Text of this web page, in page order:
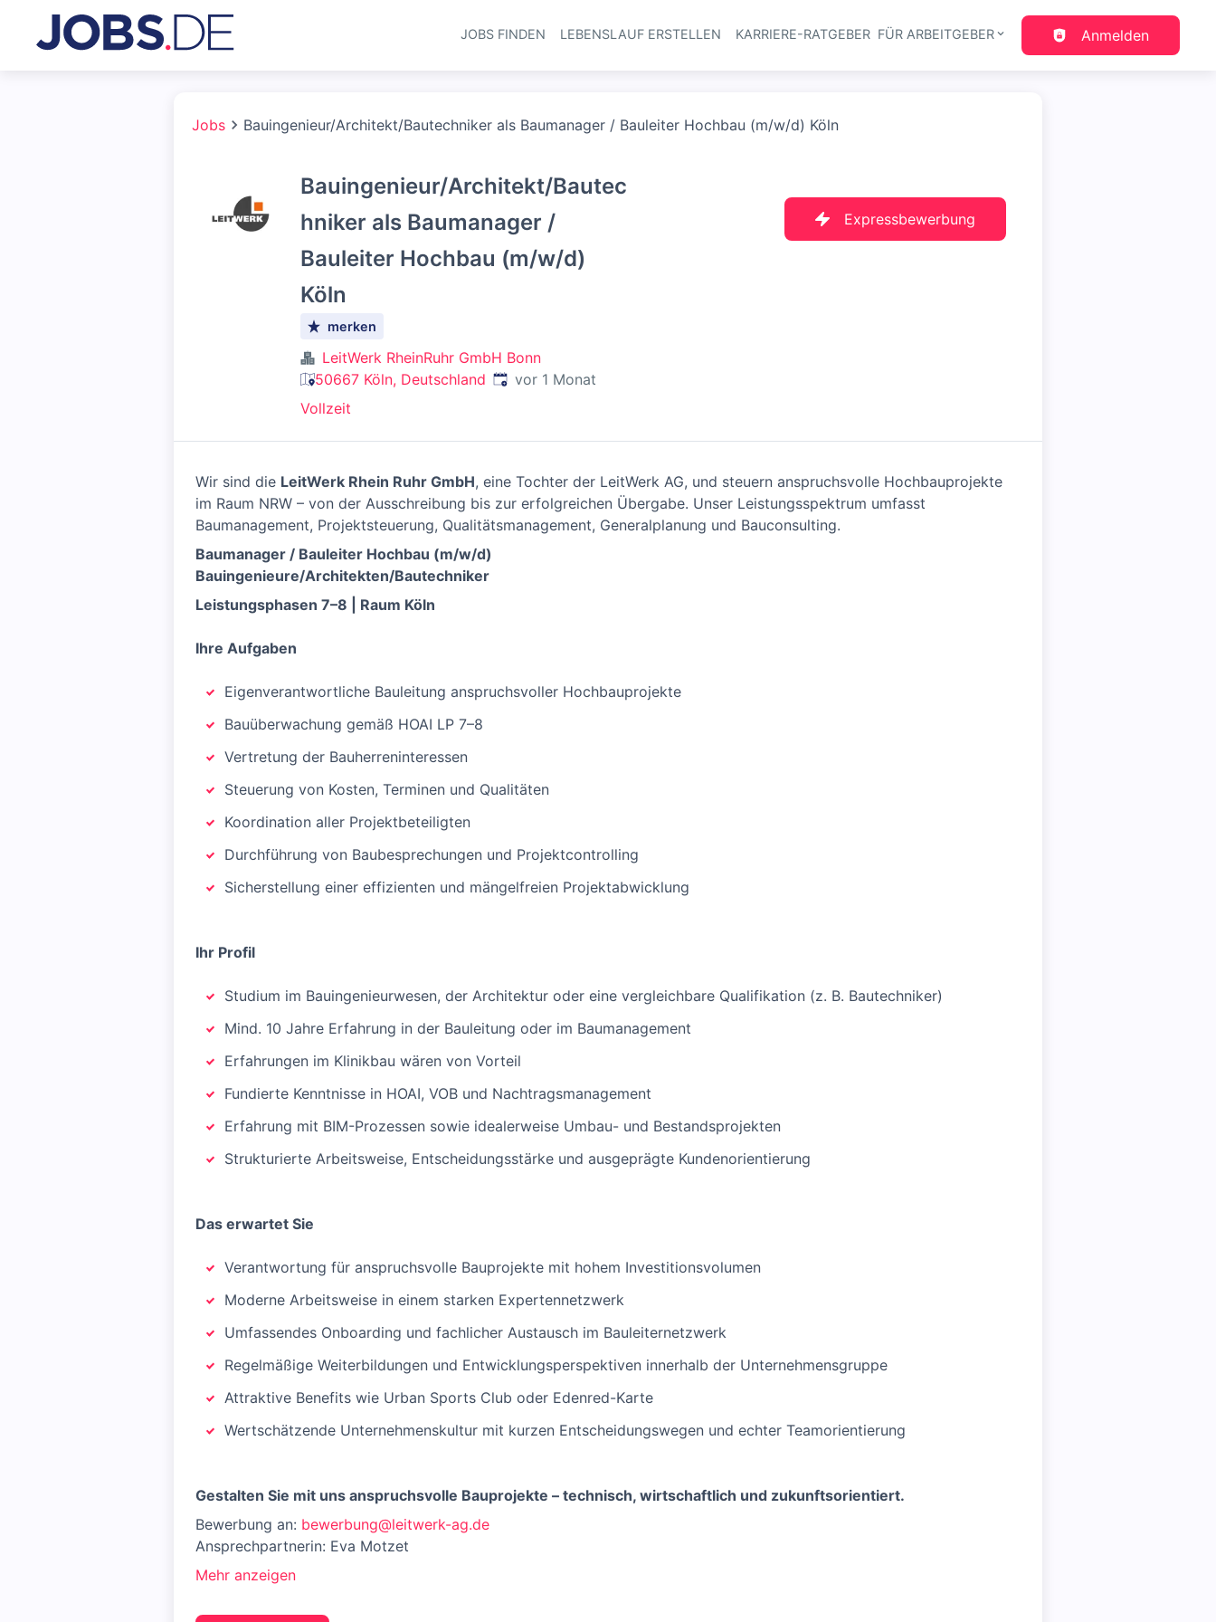
Haupt-Navigation
JOBS FINDEN LEBENSLAUF ERSTELLEN KARRIERE-RATGEBER FÜR ARBEITGEBER Anmelden
Jobs Bauingenieur/Architekt/Bautechniker als Baumanager / Bauleiter Hochbau (m/w/d) Köln
Bauingenieur/Architekt/Bautec
hniker als Baumanager /
Bauleiter Hochbau (m/w/d)
Köln
merken
LeitWerk RheinRuhr GmbH Bonn
50667 Köln, Deutschland Veröffentlicht:
vor 1 Monat
Vollzeit
Expressbewerbung
Wir sind die LeitWerk Rhein Ruhr GmbH, eine Tochter der LeitWerk AG, und steuern anspruchsvolle Hochbauprojekte
im Raum NRW – von der Ausschreibung bis zur erfolgreichen Übergabe. Unser Leistungsspektrum umfasst
Baumanagement, Projektsteuerung, Qualitätsmanagement, Generalplanung und Bauconsulting.
Baumanager / Bauleiter Hochbau (m/w/d)
Bauingenieure/Architekten/Bautechniker
Leistungsphasen 7–8 | Raum Köln
Ihre Aufgaben
Eigenverantwortliche Bauleitung anspruchsvoller Hochbauprojekte
Bauüberwachung gemäß HOAI LP 7–8
Vertretung der Bauherreninteressen
Steuerung von Kosten, Terminen und Qualitäten
Koordination aller Projektbeteiligten
Durchführung von Baubesprechungen und Projektcontrolling
Sicherstellung einer effizienten und mängelfreien Projektabwicklung
Ihr Profil
Studium im Bauingenieurwesen, der Architektur oder eine vergleichbare Qualifikation (z. B. Bautechniker)
Mind. 10 Jahre Erfahrung in der Bauleitung oder im Baumanagement
Erfahrungen im Klinikbau wären von Vorteil
Fundierte Kenntnisse in HOAI, VOB und Nachtragsmanagement
Erfahrung mit BIM-Prozessen sowie idealerweise Umbau- und Bestandsprojekten
Strukturierte Arbeitsweise, Entscheidungsstärke und ausgeprägte Kundenorientierung
Das erwartet Sie
Verantwortung für anspruchsvolle Bauprojekte mit hohem Investitionsvolumen
Moderne Arbeitsweise in einem starken Expertennetzwerk
Umfassendes Onboarding und fachlicher Austausch im Bauleiternetzwerk
Regelmäßige Weiterbildungen und Entwicklungsperspektiven innerhalb der Unternehmensgruppe
Attraktive Benefits wie Urban Sports Club oder Edenred-Karte
Wertschätzende Unternehmenskultur mit kurzen Entscheidungswegen und echter Teamorientierung
Gestalten Sie mit uns anspruchsvolle Bauprojekte – technisch, wirtschaftlich und zukunftsorientiert.
Bewerbung an: bewerbung@leitwerk-ag.de
Ansprechpartnerin: Eva Motzet
Mehr anzeigen